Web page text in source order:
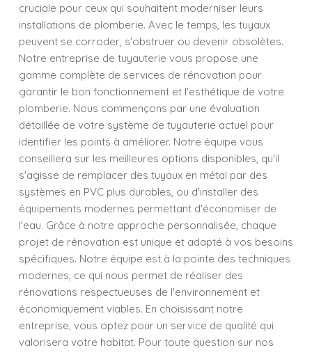
cruciale pour ceux qui souhaitent moderniser leurs
installations de plomberie. Avec le temps, les tuyaux
peuvent se corroder, s'obstruer ou devenir obsolètes.
Notre entreprise de tuyauterie vous propose une
gamme complète de services de rénovation pour
garantir le bon fonctionnement et l'esthétique de votre
plomberie. Nous commençons par une évaluation
détaillée de votre système de tuyauterie actuel pour
identifier les points à améliorer. Notre équipe vous
conseillera sur les meilleures options disponibles, qu'il
s'agisse de remplacer des tuyaux en métal par des
systèmes en PVC plus durables, ou d'installer des
équipements modernes permettant d'économiser de
l'eau. Grâce à notre approche personnalisée, chaque
projet de rénovation est unique et adapté à vos besoins
spécifiques. Notre équipe est à la pointe des techniques
modernes, ce qui nous permet de réaliser des
rénovations respectueuses de l'environnement et
économiquement viables. En choisissant notre
entreprise, vous optez pour un service de qualité qui
valorisera votre habitat. Pour toute question sur nos